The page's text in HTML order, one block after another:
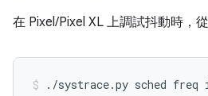
在 Pixel/Pixel XL 上調試抖動時，